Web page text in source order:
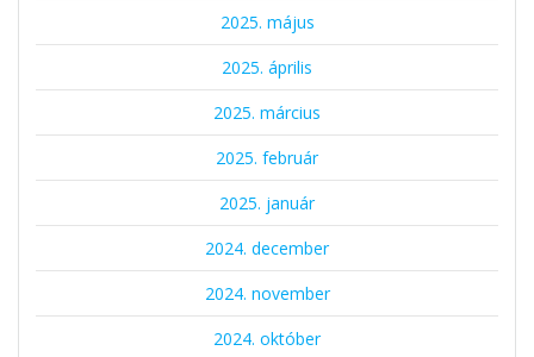
2025. május
2025. április
2025. március
2025. február
2025. január
2024. december
2024. november
2024. október